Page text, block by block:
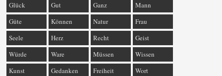
Glück
Gut Ganz
Mann
Güte
Können Natur
Frau
Seele
Herz Recht
Geist
Würde
Ware Müssen
Wissen
Kunst
Gedanken Freiheit
Wort